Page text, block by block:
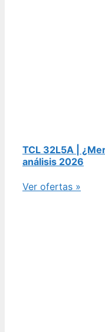
TCL 32L5A |
análisis 2026
Ver ofertas »